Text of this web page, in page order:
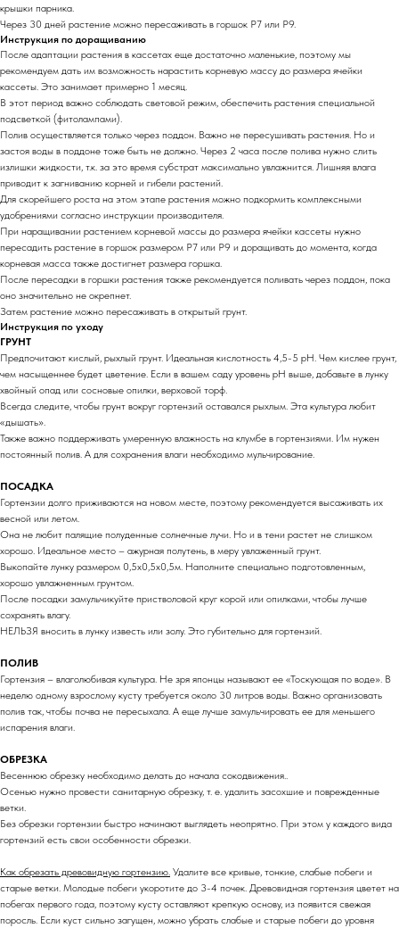
крышки парника.
Через 30 дней растение можно пересаживать в горшок Р7 или Р9.
Инструкция по доращиванию
После адаптации растения в кассетах еще достаточно маленькие, поэтому мы
рекомендуем дать им возможность нарастить корневую массу до размера ячейки
кассеты. Это занимает примерно 1 месяц.
В этот период важно соблюдать световой режим, обеспечить растения специальной
подсветкой (фитолампами).
Полив осуществляется только через поддон. Важно не пересушивать растения. Но и
застоя воды в поддоне тоже быть не должно. Через 2 часа после полива нужно слить
излишки жидкости, т.к. за это время субстрат максимально увлажнится. Лишняя влага
приводит к загниванию корней и гибели растений.
Для скорейшего роста на этом этапе растения можно подкормить комплексными
удобрениями согласно инструкции производителя.
При наращивании растением корневой массы до размера ячейки кассеты нужно
пересадить растение в горшок размером Р7 или Р9 и доращивать до момента, когда
корневая масса также достигнет размера горшка.
После пересадки в горшки растения также рекомендуется поливать через поддон, пока
оно значительно не окрепнет.
Затем растение можно пересаживать в открытый грунт.
Инструкция по уходу
ГРУНТ
Предпочитают кислый, рыхлый грунт. Идеальная кислотность 4,5-5 pH. Чем кислее грунт,
чем насыщеннее будет цветение. Если в вашем саду уровень pH выше, добавьте в лунку
хвойный опад или сосновые опилки, верховой торф.
Всегда следите, чтобы грунт вокруг гортензий оставался рыхлым. Эта культура любит
«дышать».
Также важно поддерживать умеренную влажность на клумбе в гортензиями. Им нужен
постоянный полив. А для сохранения влаги необходимо мульчирование.
ПОСАДКА
Гортензии долго приживаются на новом месте, поэтому рекомендуется высаживать их
весной или летом.
Она не любит палящие полуденные солнечные лучи. Но и в тени растет не слишком
хорошо. Идеальное место – ажурная полутень, в меру увлаженный грунт.
Выкопайте лунку размером 0,5х0,5х0,5м. Наполните специально подготовленным,
хорошо увлажненным грунтом.
После посадки замульчикуйте пристволовой круг корой или опилками, чтобы лучше
сохранять влагу.
НЕЛЬЗЯ вносить в лунку известь или золу. Это губительно для гортензий.
ПОЛИВ
Гортензия – влаголюбивая культура. Не зря японцы называют ее «Тоскующая по воде». В
неделю одному взрослому кусту требуется около 30 литров воды. Важно организовать
полив так, чтобы почва не пересыхала. А еще лучше замульчировать ее для меньшего
испарения влаги.
ОБРЕЗКА
Весеннюю обрезку необходимо делать до начала сокодвижения..
Осенью нужно провести санитарную обрезку, т. е. удалить засохшие и поврежденные
ветки.
Без обрезки гортензии быстро начинают выглядеть неопрятно. При этом у каждого вида
гортензий есть свои особенности обрезки.
Как обрезать древовидную гортензию. Удалите все кривые, тонкие, слабые побеги и
старые ветки. Молодые побеги укоротите до 3-4 почек. Древовидная гортензия цветет на
побегах первого года, поэтому кусту оставляют крепкую основу, из появится свежая
поросль. Если куст сильно загущен, можно убрать слабые и старые побеги до уровня